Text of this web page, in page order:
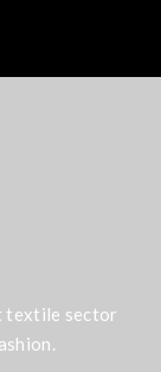
textile sector